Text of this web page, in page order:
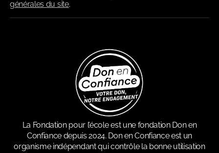
générales du site.
La Fondation pour l’école est une fondation Don en
Confiance depuis 2024. Don en Confiance est un
organisme indépendant qui contrôle la bonne utilisation